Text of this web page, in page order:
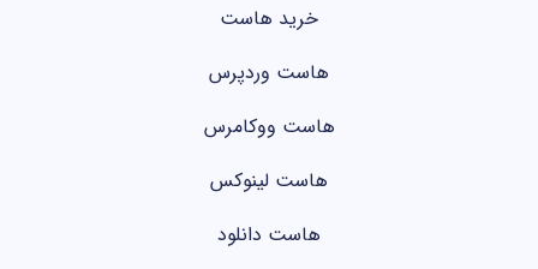
خرید هاست
هاست وردپرس
هاست ووکامرس
هاست لینوکس
هاست دانلود